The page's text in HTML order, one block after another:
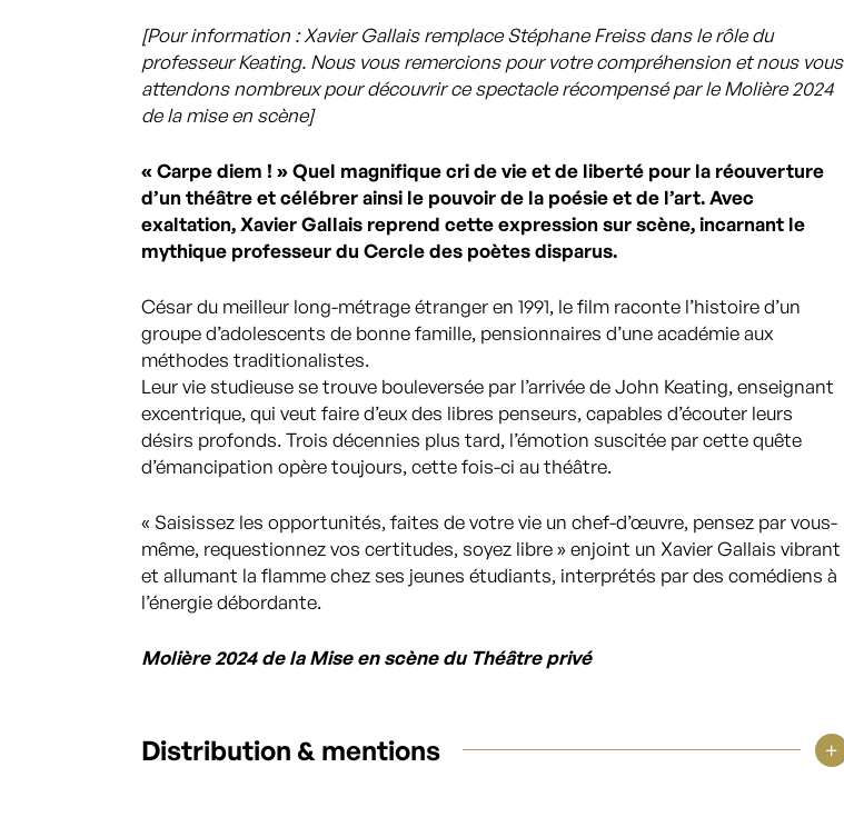
[Pour information :Xavier Gallaisremplace Stéphane Freiss dans le rôle du
professeur Keating. Nous vous remercions pour votre compréhension et nous vous
attendons nombreux pour découvrir ce spectacle récompensé par le Molière 2024
de la mise en scène]
« Carpe diem ! » Quel magnifique cri de vie et de liberté pour la réouverture
d’un théâtre et célébrer ainsi le pouvoir de la poésie et de l’art. Avec
exaltation, Xavier Gallais reprend cette expression sur scène, incarnant le
mythique professeur du Cercle des poètes disparus.
César du meilleur long-métrage étranger en 1991, le film raconte l’histoire d’un
groupe d’adolescents de bonne famille, pensionnaires d’une académie aux
méthodes traditionalistes.
Leur vie studieuse se trouve bouleversée par l’arrivée de John Keating, enseignant
excentrique, qui veut faire d’eux des libres penseurs, capables d’écouter leurs
désirs profonds. Trois décennies plus tard, l’émotion suscitée par cette quête
d’émancipation opère toujours, cette fois-ci au théâtre.
« Saisissez les opportunités, faites de votre vie un chef-d’œuvre, pensez par vous-
même, requestionnez vos certitudes, soyez libre » enjoint un Xavier Gallais vibrant
et allumant la flamme chez ses jeunes étudiants, interprétés par des comédiens à
l’énergie débordante.
Molière 2024 de la Mise en scène du Théâtre privé
Distribution & mentions